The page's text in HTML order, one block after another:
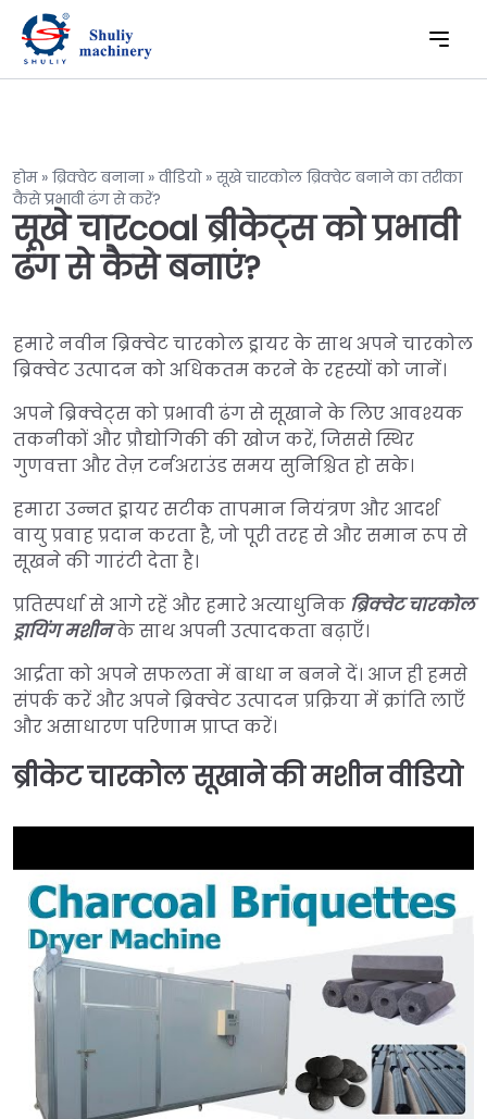
होम » ब्रिक्वेट बनाना »वीडियो »सूखे चारकोल ब्रिक्वेट बनाने का तरीका
कैसे प्रभावी ढंग से करें?
सूखे चारcoal ब्रीकेट्स को प्रभावी
ढंग से कैसे बनाएं?
हमारे नवीन ब्रिक्वेट चारकोल ड्रायर के साथ अपने चारकोल
ब्रिक्वेट उत्पादन को अधिकतम करने के रहस्यों को जानें।
अपने ब्रिक्वेट्स को प्रभावी ढंग से सूखाने के लिए आवश्यक
तकनीकों और प्रौद्योगिकी की खोज करें, जिससे स्थिर
गुणवत्ता और तेज़ टर्नअराउंड समय सुनिश्चित हो सके।
हमारा उन्नत ड्रायर सटीक तापमान नियंत्रण और आदर्श
वायु प्रवाह प्रदान करता है, जो पूरी तरह से और समान रूप से
सूखने की गारंटी देता है।
प्रतिस्पर्धा से आगे रहें और हमारे अत्याधुनिक ब्रिक्वेट चारकोल
ड्रायिंग मशीनके साथ अपनी उत्पादकता बढ़ाएँ।
आर्द्रता को अपने सफलता में बाधा न बनने दें। आज ही हमसे
संपर्क करें और अपने ब्रिक्वेट उत्पादन प्रक्रिया में क्रांति लाएँ
और असाधारण परिणाम प्राप्त करें।
ब्रीकेट चारकोल सूखाने की मशीन वीडियो